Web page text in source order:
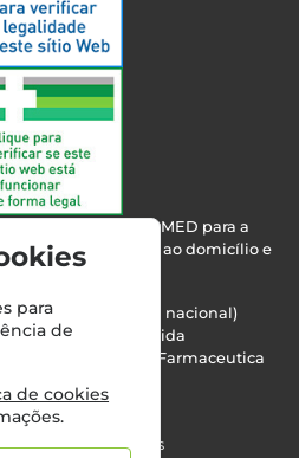
pelo INFARMED para a
produtos de saúde ao domicílio e
para rede fixa nacional)
Maria Teresa Almeida
- Sociedade Farmaceutica
nº:2994
direitos reservados
para
de
de cookies